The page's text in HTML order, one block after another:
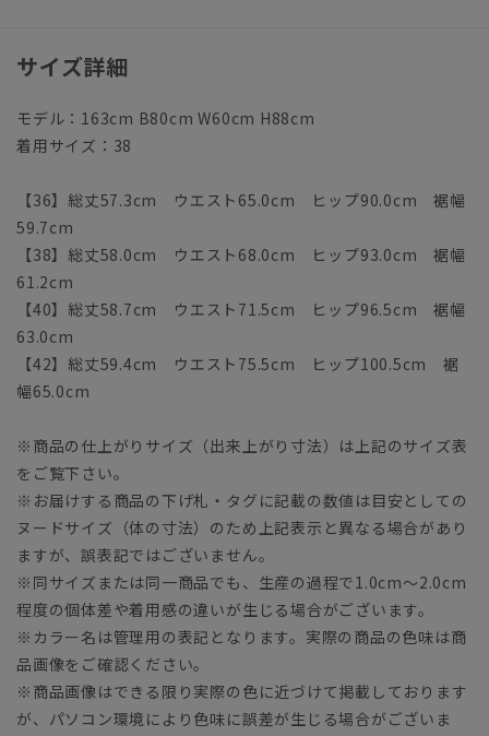
サイズ詳細
モデル：163cm B80cm W60cm H88cm
着用サイズ：38
【36】総丈57.3cm ウエスト65.0cm ヒップ90.0cm 裾幅
59.7cm
【38】総丈58.0cm ウエスト68.0cm ヒップ93.0cm 裾幅
61.2cm
【40】総丈58.7cm ウエスト71.5cm ヒップ96.5cm 裾幅
63.0cm
【42】総丈59.4cm ウエスト75.5cm ヒップ100.5cm 裾
幅65.0cm
※商品の仕上がりサイズ（出来上がり寸法）は上記のサイズ表
をご覧下さい。
※お届けする商品の下げ札・タグに記載の数値は目安としての
ヌードサイズ（体の寸法）のため上記表示と異なる場合があり
ますが、誤表記ではございません。
※同サイズまたは同一商品でも、生産の過程で1.0cm～2.0cm
程度の個体差や着用感の違いが生じる場合がございます。
※カラー名は管理用の表記となります。実際の商品の色味は商
品画像をご確認ください。
※商品画像はできる限り実際の色に近づけて掲載しております
が、パソコン環境により色味に誤差が生じる場合がございま